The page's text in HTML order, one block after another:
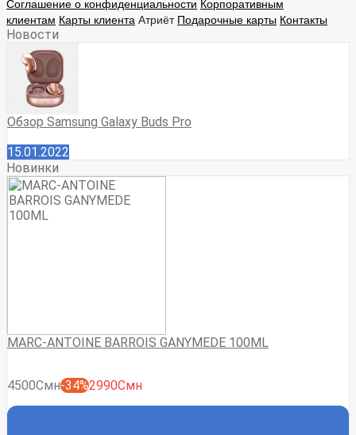
клиентам Карты клиента Атриёт Подарочные карты Контакты
Новости
Обзор Samsung Galaxy Buds Pro
15.01.2022
Новинки
MARC-ANTOINE BARROIS GANYMEDE 100ML
4500Смн-34%2990Смн